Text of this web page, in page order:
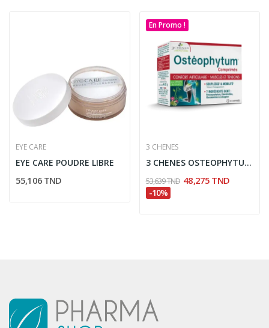
EYE CARE
EYE CARE POUDRE LIBRE
55,106 TND
En Promo !
3 CHENES
3 CHENES OSTEOPHYTUM 60 COMPRIMES
53,639 TND 48,275 TND
-10%